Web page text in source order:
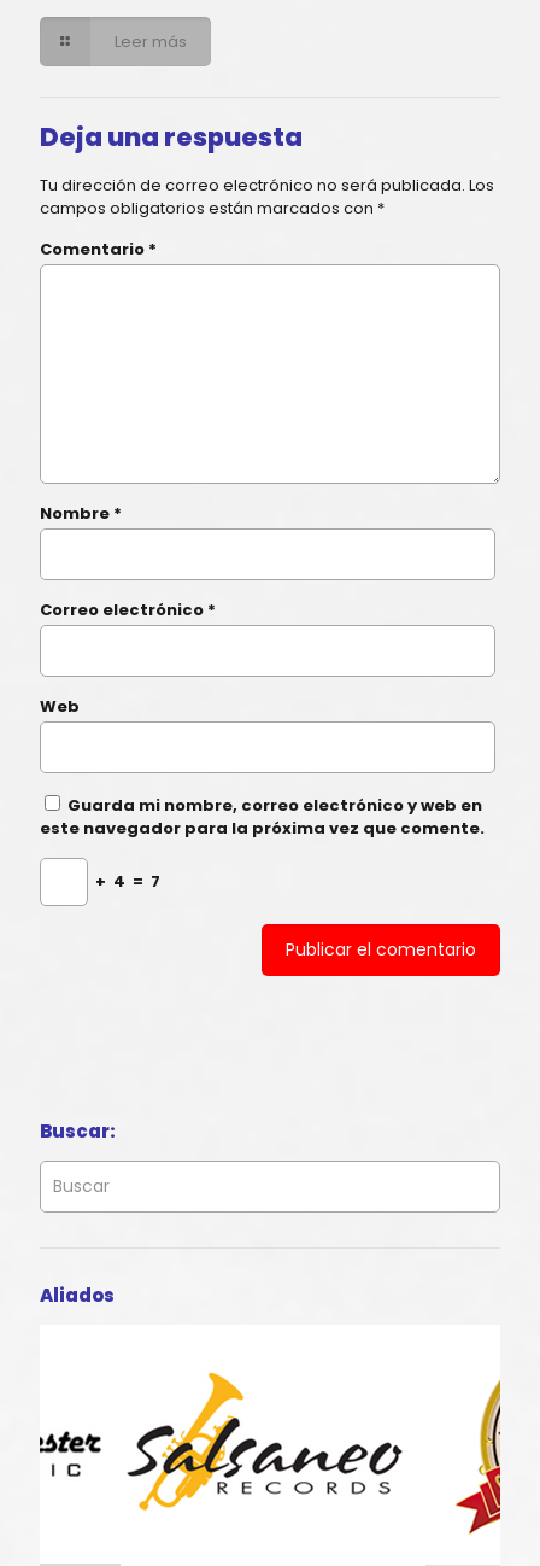
Leer más
Deja una respuesta
Tu dirección de correo electrónico no será publicada. Los
campos obligatorios están marcados con *
Comentario *
Nombre *
Correo electrónico *
Web
Guarda mi nombre, correo electrónico y web en
este navegador para la próxima vez que comente.
+ 4 = 7
Buscar:
Aliados